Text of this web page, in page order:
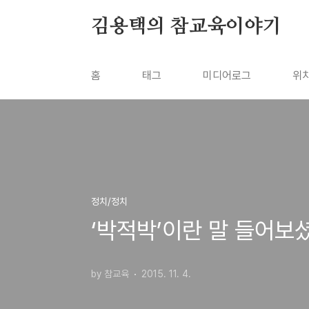
김용택의 참교육이야기
홈 태그 미디어로그 위
정치/정치
‘박적박’이란 말 들어보
by 참교육 2015. 11. 4.